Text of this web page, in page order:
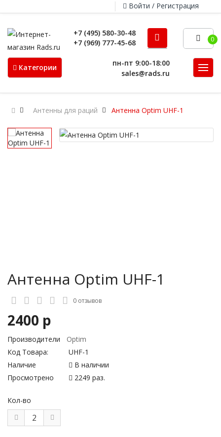
Войти / Регистрация
+7 (495) 580-30-48
+7 (969) 777-45-68
0
Категории
пн-пт 9:00-18:00
sales@rads.ru
Антенны для раций Антенна Optim UHF-1
Антенна Optim UHF-1
0 отзывов
2400 р
Производители
Optim
Код Товара:
UHF-1
Наличие
В наличии
Просмотрено
2249 раз.
Кол-во